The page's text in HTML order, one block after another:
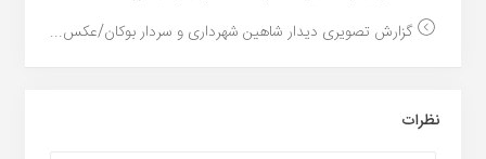
گزارش تصویری دیدار شاهین شهرداری و سردار بوکان/عکس...
نظرات